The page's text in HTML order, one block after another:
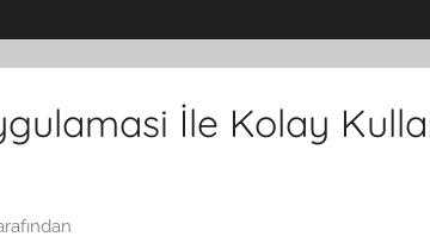
İle Kolay